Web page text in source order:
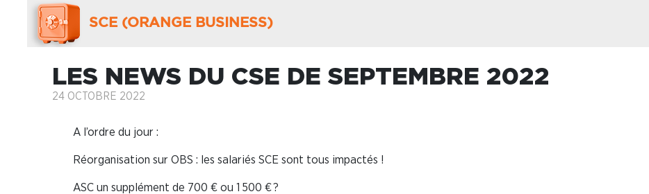
SCE (ORANGE BUSINESS)
LES NEWS DU CSE DE SEPTEMBRE 2022
24 OCTOBRE 2022
A l’ordre du jour :
Réorganisation sur OBS : les salariés SCE sont tous impactés !
ASC un supplément de 700 € ou 1 500 € ?